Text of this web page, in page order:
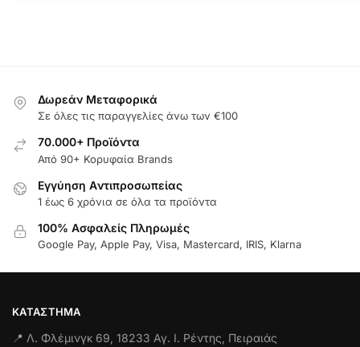
Δωρεάν Μεταφορικά
Σε όλες τις παραγγελίες άνω των €100
70.000+ Προϊόντα
Από 90+ Κορυφαία Brands
Εγγύηση Aντιπροσωπείας
1 έως 6 χρόνια σε όλα τα προϊόντα
100% Ασφαλείς Πληρωμές
Google Pay, Apple Pay, Visa, Mastercard, IRIS, Klarna
ΚΑΤΆΣΤΗΜΑ
📍 Λ. Φλέμινγκ 69, 18233 Αγ. Ι. Ρέντης, Πειραιάς